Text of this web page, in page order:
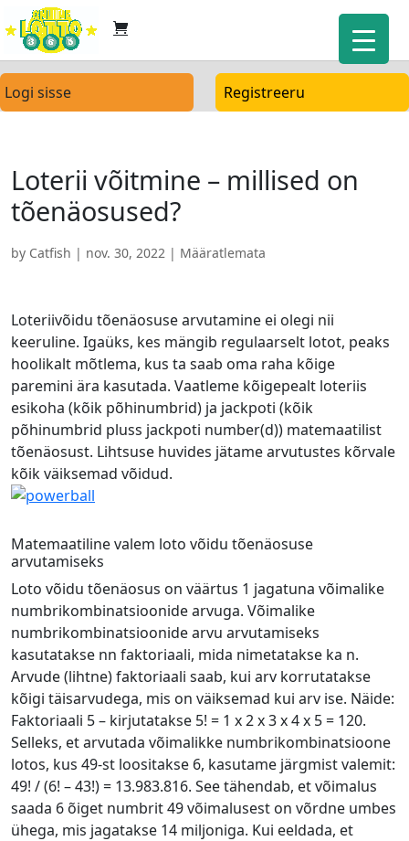
Logi sisse Registreeru
Loterii võitmine – millised on
tõenäosused?
by Catfish | nov. 30, 2022 | Määratlemata
Loteriivõidu tõenäosuse arvutamine ei olegi nii
keeruline. Igaüks, kes mängib regulaarselt lotot, peaks
hoolikalt mõtlema, kus ta saab oma raha kõige
paremini ära kasutada. Vaatleme kõigepealt loteriis
esikoha (kõik põhinumbrid) ja jackpoti (kõik
põhinumbrid pluss jackpoti number(d)) matemaatilist
tõenäosust. Lihtsuse huvides jätame arvutustes kõrvale
kõik väiksemad võidud.
Matemaatiline valem loto võidu tõenäosuse
arvutamiseks
Loto võidu tõenäosus on väärtus 1 jagatuna võimalike
numbrikombinatsioonide arvuga. Võimalike
numbrikombinatsioonide arvu arvutamiseks
kasutatakse nn faktoriaali, mida nimetatakse ka n.
Arvude (lihtne) faktoriaali saab, kui arv korrutatakse
kõigi täisarvudega, mis on väiksemad kui arv ise. Näide:
Faktoriaali 5 – kirjutatakse 5! = 1 x 2 x 3 x 4 x 5 = 120.
Selleks, et arvutada võimalikke numbrikombinatsioone
lotos, kus 49-st loositakse 6, kasutame järgmist valemit:
49! / (6! – 43!) = 13.983.816. See tähendab, et võimalus
saada 6 õiget numbrit 49 võimalusest on võrdne umbes
ühega, mis jagatakse 14 miljoniga. Kui eeldada, et